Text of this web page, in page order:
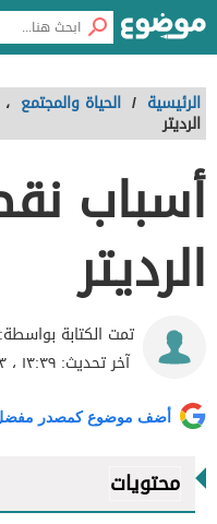
الرئيسية / الحياة والمجتمع ،
الرديتر
أسباب
الرديتر
تمت الكتابة بواسطة:
آخر تحديث: ١٣:٣٩ ، ١٣ سبتمبر ٢٠١٨
أضف موضوع كمصدر
محتويات